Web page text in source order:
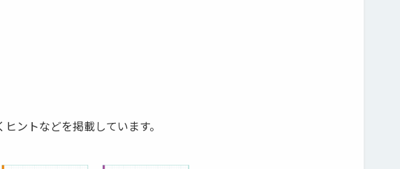
ントなどを掲載しています。